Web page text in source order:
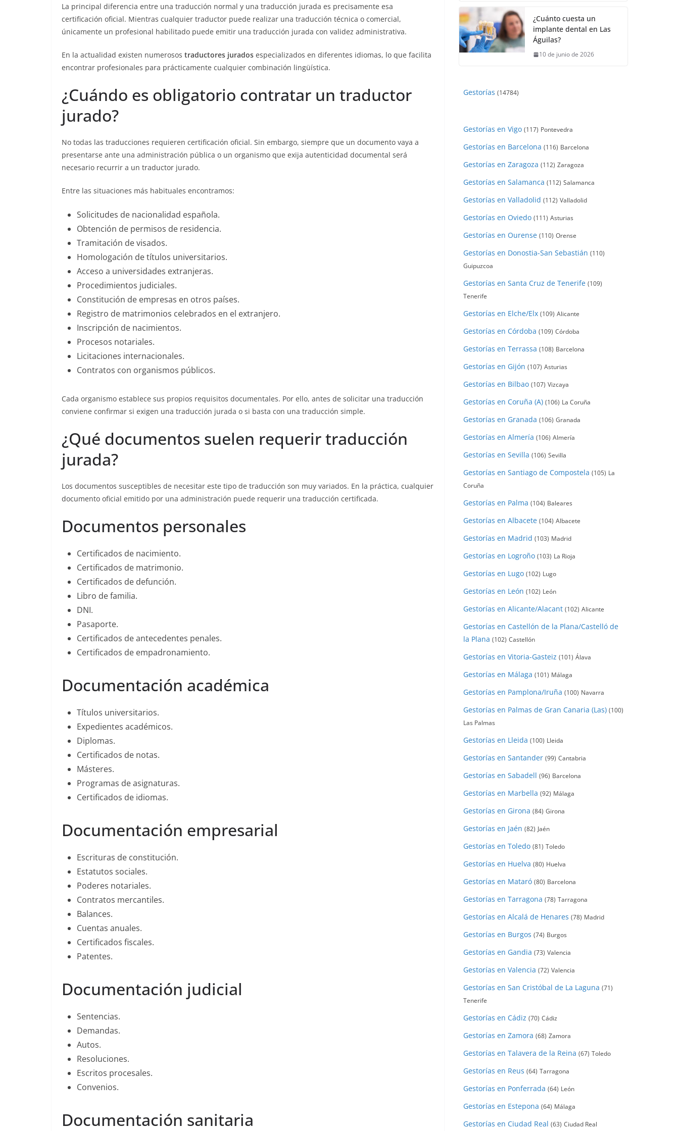
La principal diferencia entre una traducción normal y una traducción jurada es precisamente esa
certificación oficial. Mientras cualquier traductor puede realizar una traducción técnica o comercial,
únicamente un profesional habilitado puede emitir una traducción jurada con validez administrativa.
En la actualidad existen numerosos traductores jurados especializados en diferentes idiomas, lo que facilita
encontrar profesionales para prácticamente cualquier combinación lingüística.
¿Cuándo es obligatorio contratar un traductor
jurado?
No todas las traducciones requieren certificación oficial. Sin embargo, siempre que un documento vaya a
presentarse ante una administración pública o un organismo que exija autenticidad documental será
necesario recurrir a un traductor jurado.
Entre las situaciones más habituales encontramos:
Solicitudes de nacionalidad española.
Obtención de permisos de residencia.
Tramitación de visados.
Homologación de títulos universitarios.
Acceso a universidades extranjeras.
Procedimientos judiciales.
Constitución de empresas en otros países.
Registro de matrimonios celebrados en el extranjero.
Inscripción de nacimientos.
Procesos notariales.
Licitaciones internacionales.
Contratos con organismos públicos.
Cada organismo establece sus propios requisitos documentales. Por ello, antes de solicitar una traducción
conviene confirmar si exigen una traducción jurada o si basta con una traducción simple.
¿Qué documentos suelen requerir traducción
jurada?
Los documentos susceptibles de necesitar este tipo de traducción son muy variados. En la práctica, cualquier
documento oficial emitido por una administración puede requerir una traducción certificada.
Documentos personales
Certificados de nacimiento.
Certificados de matrimonio.
Certificados de defunción.
Libro de familia.
DNI.
Pasaporte.
Certificados de antecedentes penales.
Certificados de empadronamiento.
Documentación académica
Títulos universitarios.
Expedientes académicos.
Diplomas.
Certificados de notas.
Másteres.
Programas de asignaturas.
Certificados de idiomas.
Documentación empresarial
Escrituras de constitución.
Estatutos sociales.
Poderes notariales.
Contratos mercantiles.
Balances.
Cuentas anuales.
Certificados fiscales.
Patentes.
Documentación judicial
Sentencias.
Demandas.
Autos.
Resoluciones.
Escritos procesales.
Convenios.
Documentación sanitaria
¿Cuánto cuesta un
implante dental en Las
Águilas?
10 de junio de 2026
Gestorías (14784)
Gestorías en Vigo (117) Pontevedra
Gestorías en Barcelona (116) Barcelona
Gestorías en Zaragoza (112) Zaragoza
Gestorías en Salamanca (112) Salamanca
Gestorías en Valladolid (112) Valladolid
Gestorías en Oviedo (111) Asturias
Gestorías en Ourense (110) Orense
Gestorías en Donostia-San Sebastián (110)
Guipuzcoa
Gestorías en Santa Cruz de Tenerife (109)
Tenerife
Gestorías en Elche/Elx (109) Alicante
Gestorías en Córdoba (109) Córdoba
Gestorías en Terrassa (108) Barcelona
Gestorías en Gijón (107) Asturias
Gestorías en Bilbao (107) Vizcaya
Gestorías en Coruña (A) (106) La Coruña
Gestorías en Granada (106) Granada
Gestorías en Almería (106) Almería
Gestorías en Sevilla (106) Sevilla
Gestorías en Santiago de Compostela (105) La
Coruña
Gestorías en Palma (104) Baleares
Gestorías en Albacete (104) Albacete
Gestorías en Madrid (103) Madrid
Gestorías en Logroño (103) La Rioja
Gestorías en Lugo (102) Lugo
Gestorías en León (102) León
Gestorías en Alicante/Alacant (102) Alicante
Gestorías en Castellón de la Plana/Castelló de
la Plana (102) Castellón
Gestorías en Vitoria-Gasteiz (101) Álava
Gestorías en Málaga (101) Málaga
Gestorías en Pamplona/Iruña (100) Navarra
Gestorías en Palmas de Gran Canaria (Las) (100)
Las Palmas
Gestorías en Lleida (100) Lleida
Gestorías en Santander (99) Cantabria
Gestorías en Sabadell (96) Barcelona
Gestorías en Marbella (92) Málaga
Gestorías en Girona (84) Girona
Gestorías en Jaén (82) Jaén
Gestorías en Toledo (81) Toledo
Gestorías en Huelva (80) Huelva
Gestorías en Mataró (80) Barcelona
Gestorías en Tarragona (78) Tarragona
Gestorías en Alcalá de Henares (78) Madrid
Gestorías en Burgos (74) Burgos
Gestorías en Gandia (73) Valencia
Gestorías en Valencia (72) Valencia
Gestorías en San Cristóbal de La Laguna (71)
Tenerife
Gestorías en Cádiz (70) Cádiz
Gestorías en Zamora (68) Zamora
Gestorías en Talavera de la Reina (67) Toledo
Gestorías en Reus (64) Tarragona
Gestorías en Ponferrada (64) León
Gestorías en Estepona (64) Málaga
Gestorías en Ciudad Real (63) Ciudad Real